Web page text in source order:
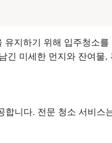
지하기 위해 입주청소
미세한 먼지와 잔여물
합니다. 전문 청소 서비스